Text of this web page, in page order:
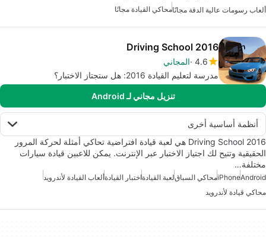
ألعاب رسومات عالية الدقة مجانًامحاكي القيادة مجانًا
Driving School 2016
4.6 المجاني
مدرسة لتعليم القيادة 2016: هل ستجتاز الاختبار؟
تنزيل مجاني لـ Android
أنظمة أساسية أخرى
Driving School 2016 هي لعبة قيادة افتراضية تحاكي أمثلة لحركة المرور
الحقيقية وتتيح لك اجتياز الاختبار عبر الإنترنت. يمكن للاعبين قيادة سيارات
مختلفة…
Android
iPhoneمحاكي السباقلعبة القيادةاختبار القيادةألعاب القيادة لأندرويد
محاكي قيادة لأندرويد